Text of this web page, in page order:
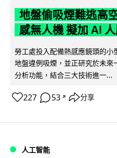
地盤偷吸煙難逃高
感無人機 擬加 AI
勞工處投入配備熱感應鏡頭的
地盤違例吸煙，並正研究於未
分析功能，結合三大技術進一...
227 53 ↗ 分享
人工智能